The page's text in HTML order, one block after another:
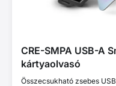
CRE-SMPA USB-A
kártyaolvasó
Összecsukható zsebes